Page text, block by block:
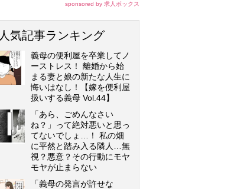
sponsored by 求人ボックス
人気記事ランキング
義母の便利屋を卒業してノ
ーストレス！ 離婚から始
まる妻と娘の新たな人生に
悔いはなし！【嫁を便利屋
扱いする義母 Vol.44】
「あら、ごめんなさい
ね？」って絶対悪いと思っ
てないでしょ…！ 私の畑
に平然と踏み入る隣人…無
視？悪意？その行動にモヤ
モヤが止まらない
「義母の発言が許せな